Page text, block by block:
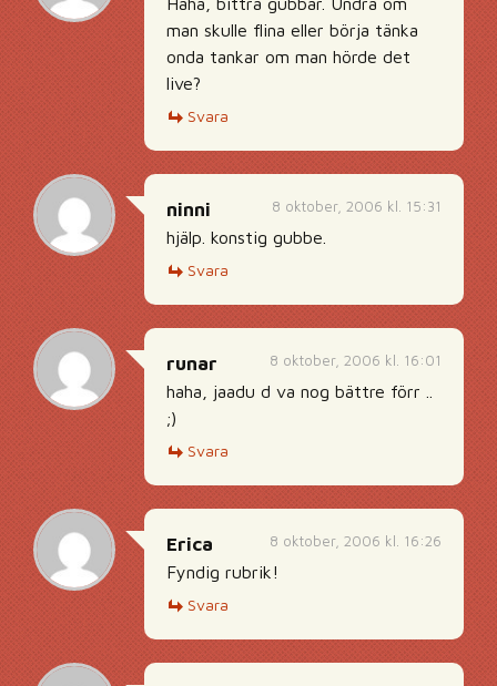
man skulle flina eller börja tänka
onda tankar om man hörde det
live?
Svara
8 oktober, 2006 kl. 15:31
ninni
hjälp. konstig gubbe.
Svara
8 oktober, 2006 kl. 16:01
runar
haha, jaadu d va nog bättre förr ..
;)
Svara
8 oktober, 2006 kl. 16:26
Erica
Fyndig rubrik!
Svara